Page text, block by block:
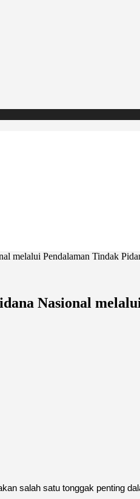
melalui Pendalaman Tindak
Nasional
salah satu tonggak penting